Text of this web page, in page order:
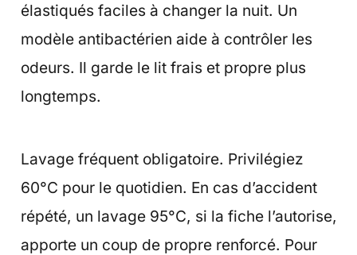
élastiqués faciles à changer la nuit. Un
modèle antibactérien aide à contrôler les
odeurs. Il garde le lit frais et propre plus
longtemps.
Lavage fréquent obligatoire. Privilégiez
60°C pour le quotidien. En cas d’accident
répété, un lavage 95°C, si la fiche l’autorise,
apporte un coup de propre renforcé. Pour